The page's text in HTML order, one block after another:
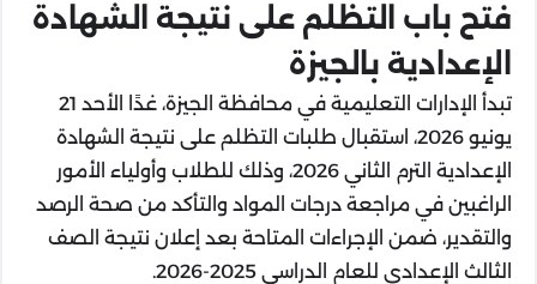
فتح باب التظلم على نتيجة الشهادة
الإعدادية بالجيزة
تبدأ الإدارات التعليمية في محافظة الجيزة، غدًا الأحد 21
يونيو 2026، استقبال طلبات التظلم على نتيجة الشهادة
الإعدادية الترم الثاني 2026، وذلك للطلاب وأولياء الأمور
الراغبين في مراجعة درجات المواد والتأكد من صحة الرصد
والتقدير، ضمن الإجراءات المتاحة بعد إعلان نتيجة الصف
الثالث الإعدادي للعام الدراسي 2025-2026.